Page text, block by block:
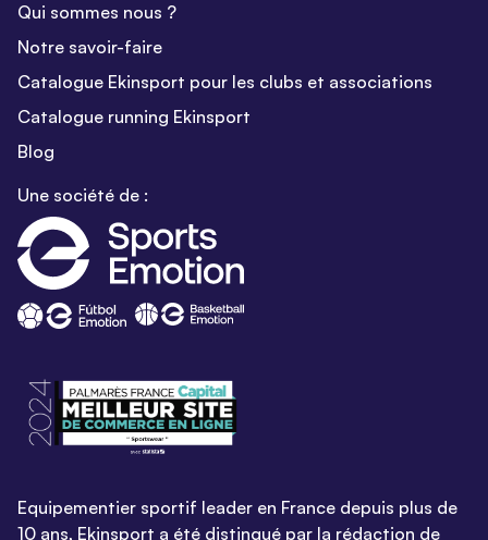
Qui sommes nous ?
Notre savoir-faire
Catalogue Ekinsport pour les clubs et associations
Catalogue running Ekinsport
Blog
Une société de :
Equipementier sportif leader en France depuis plus de
10 ans, Ekinsport a été distingué par la rédaction de